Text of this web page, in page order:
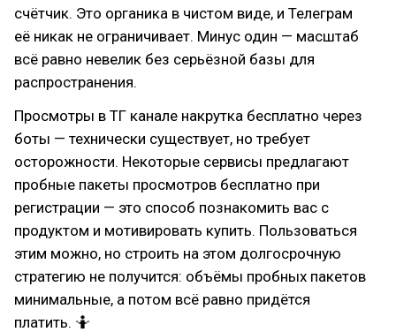
счётчик. Это органика в чистом виде, и Телеграм
её никак не ограничивает. Минус один — масштаб
всё равно невелик без серьёзной базы для
распространения.
Просмотры в ТГ канале накрутка бесплатно через
боты — технически существует, но требует
осторожности. Некоторые сервисы предлагают
пробные пакеты просмотров бесплатно при
регистрации — это способ познакомить вас с
продуктом и мотивировать купить. Пользоваться
этим можно, но строить на этом долгосрочную
стратегию не получится: объёмы пробных пакетов
минимальные, а потом всё равно придётся
платить. 🤷